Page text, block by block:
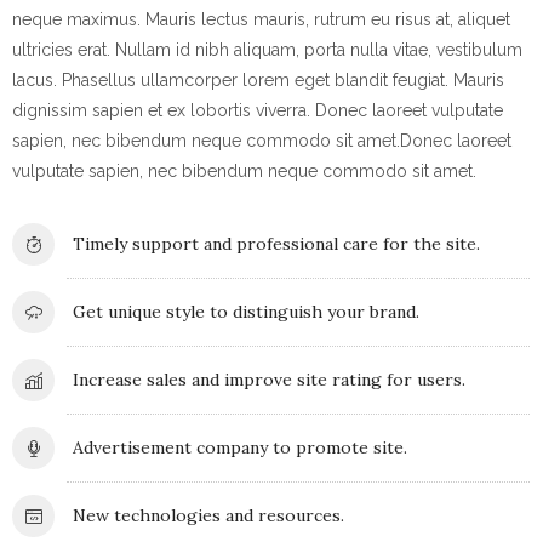
neque maximus. Mauris lectus mauris, rutrum eu risus at, aliquet
ultricies erat. Nullam id nibh aliquam, porta nulla vitae, vestibulum
lacus. Phasellus ullamcorper lorem eget blandit feugiat. Mauris
dignissim sapien et ex lobortis viverra. Donec laoreet vulputate
sapien, nec bibendum neque commodo sit amet.Donec laoreet
vulputate sapien, nec bibendum neque commodo sit amet.
Timely support and professional care for the site.
Get unique style to distinguish your brand.
Increase sales and improve site rating for users.
Advertisement company to promote site.
New technologies and resources.